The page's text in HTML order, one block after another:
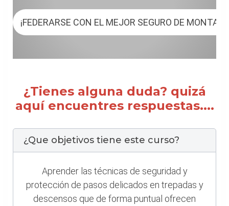
¡FEDERARSE CON EL MEJOR SEGURO DE
¿Tienes alguna duda? quizá
aquí encuentres respuestas....
¿Que objetivos tiene este curso?
Aprender las técnicas de seguridad y
protección de pasos delicados en trepadas y
descensos que de forma puntual ofrecen